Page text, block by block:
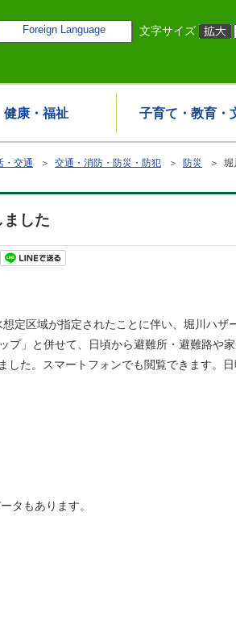
Foreign Language 文字サイズ
健康・福祉 子育て・教育・
・交通 ＞ 交通・消防・防災・防犯 ＞ 防災 ＞ 堀
した
定区域が指定されたことに伴い、堀川ハザ
プ」と併せて、日頃から避難所・避難路や
した。スマートフォンでも閲覧できます。
タもあります。